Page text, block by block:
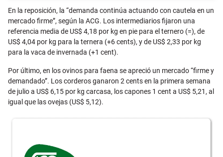
En la reposición, la “demanda continúa actuando con cautela en un
mercado firme”, según la ACG. Los intermediarios fijaron una
referencia media de US$ 4,18 por kg en pie para el ternero (=), de
US$ 4,04 por kg para la ternera (+6 cents), y de US$ 2,33 por kg
para la vaca de invernada (+1 cent).
Por último, en los ovinos para faena se apreció un mercado “firme y
demandado”. Los corderos ganaron 2 cents en la primera semana
de julio a US$ 6,15 por kg carcasa, los capones 1 cent a US$ 5,21, al
igual que las ovejas (US$ 5,12).